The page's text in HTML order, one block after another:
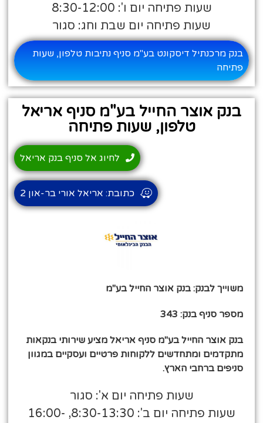
שעות פתיחה יום ו': 8:30-12:00
שעות פתיחה יום שבת וחג: סגור
בנק מרכנתיל דיסקונט בע"מ סניף נתיבות טלפון, שעות
פתיחה
בנק אוצר החייל בע"מ סניף אריאל
טלפון, שעות פתיחה
משוייך לבנק: בנק אוצר החייל בע"מ
מספר סניף בנק: 343
בנק אוצר החייל בע"מ סניף אריאל מציע שירותי בנקאות
מתקדמים ומתחדשים ללקוחות פרטיים ועסקיים במגוון
סניפים ברחבי הארץ.
שעות פתיחה יום א': סגור
שעות פתיחה יום ב': 8:30-13:30, 16:00-
לחיוג אל סניף בנק אריאל
כתובת: אריאל אורי בר-און 2